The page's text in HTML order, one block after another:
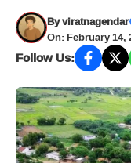
Byviratnagendar
On: February 14,
Follow Us: